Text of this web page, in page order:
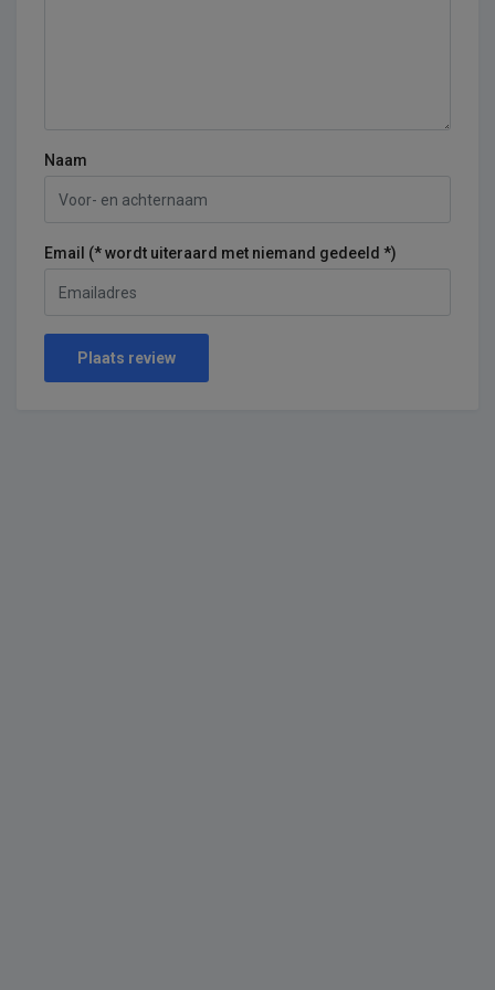
Naam
Email (* wordt uiteraard met niemand gedeeld *)
Plaats review